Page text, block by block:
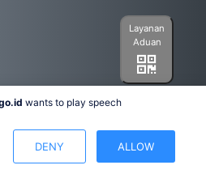
Layanan
Aduan
Pemerintah Provinsi Jawa Tengah
wants to play speech
DENY ALLOW